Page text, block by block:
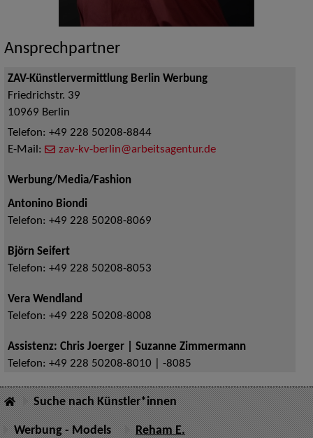
Ansprechpartner
ZAV-Künstlervermittlung Berlin Werbung
Friedrichstr. 39
10969 Berlin
Telefon: +49 228 50208-8844
E-Mail:
zav-kv-berlin@arbeitsagentur.de
Werbung/Media/Fashion
Antonino Biondi
Telefon: +49 228 50208-8069
Björn Seifert
Telefon: +49 228 50208-8053
Vera Wendland
Telefon: +49 228 50208-8008
Assistenz: Chris Joerger | Suzanne Zimmermann
Telefon: +49 228 50208-8010 | -8085
Suche nach Künstler*innen
Werbung - Models Reham E.